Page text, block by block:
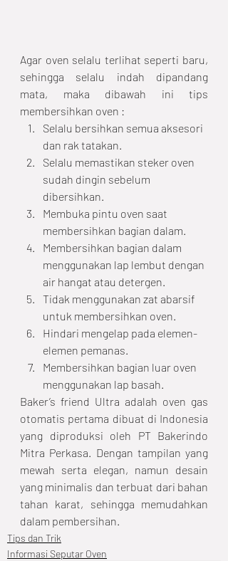
Agar oven selalu terlihat seperti baru,
sehingga selalu indah dipandang
mata, maka dibawah ini tips
membersihkan oven :
Selalu bersihkan semua aksesori
dan rak tatakan.
Selalu memastikan steker oven
sudah dingin sebelum
dibersihkan.
Membuka pintu oven saat
membersihkan bagian dalam.
Membersihkan bagian dalam
menggunakan lap lembut dengan
air hangat atau detergen.
Tidak menggunakan zat abarsif
untuk membersihkan oven.
Hindari mengelap pada elemen-
elemen pemanas.
Membersihkan bagian luar oven
menggunakan lap basah.
Baker’s friend Ultra adalah oven gas
otomatis pertama dibuat di Indonesia
yang diproduksi oleh PT Bakerindo
Mitra Perkasa. Dengan tampilan yang
mewah serta elegan, namun desain
yang minimalis dan terbuat dari bahan
tahan karat, sehingga memudahkan
dalam pembersihan.
Tips dan Trik
Informasi Seputar Oven